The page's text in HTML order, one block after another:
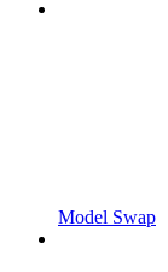
Model Swap